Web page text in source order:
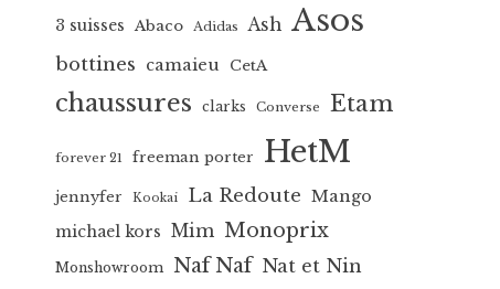
3 suisses Abaco Adidas Ash Asos
bottines camaieu CetA
chaussures clarks Converse Etam
forever 21 freeman porter HetM
jennyfer Kookai La Redoute Mango
michael kors Mim Monoprix
Monshowroom Naf Naf Nat et Nin